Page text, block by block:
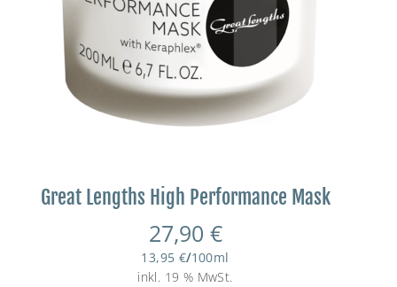
Great Lengths High Performance Mask
27,90 €
13,95 €/100ml
inkl. 19 % MwSt.